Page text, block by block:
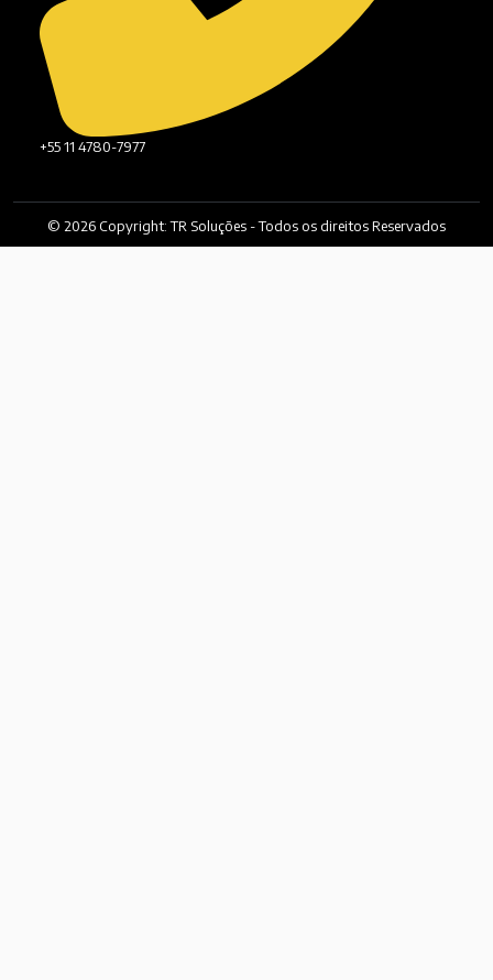
+55 11 4780-7977
© 2026 Copyright: TR Soluções - Todos os direitos Reservados